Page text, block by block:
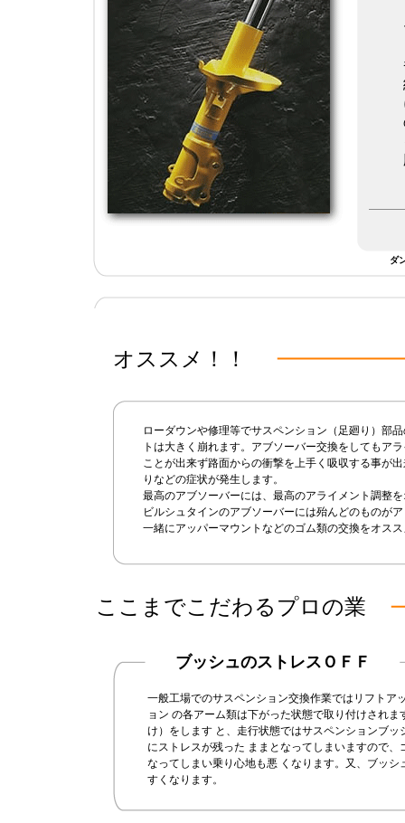
ダ
オススメ！！
ローダウンや修理等でサスペンション（足廻り）部
トは大きく崩れます。アブソーバー交換をしてもア
ことが出来ず路面からの衝撃を上手く吸収する事が
りなどの症状が発生します。
最高のアブソーバーには、最高のアライメント調整
ビルシュタインのアブソーバーには殆んどのものが
一緒にアッパーマウントなどのゴム類の交換をオス
ここまでこだわるプロの業
ブッシュのストレスＯＦＦ
一般工場でのサスペンション交換作業ではリフトア
ョン の各アーム類は下がった状態で取り付けされ
け）をします と、走行状態ではサスペンションブ
にストレスが残った ままとなってしまいますので
なってしまい乗り心地も悪 くなります。又、ブッ
すくなります。